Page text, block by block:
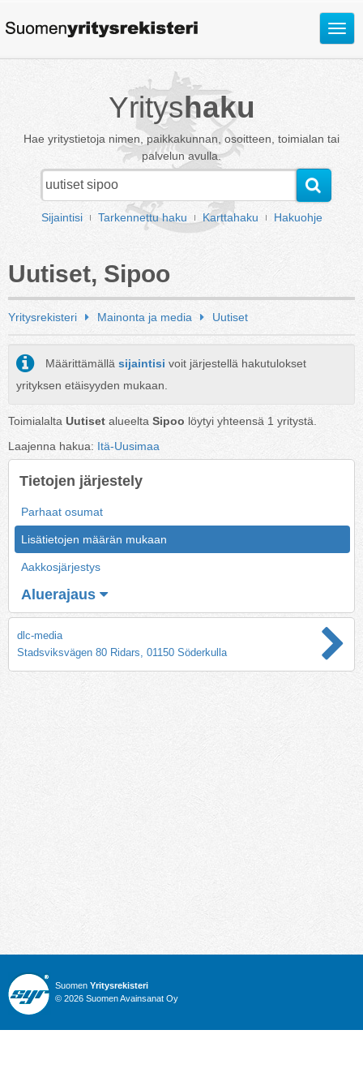
Avaa
Yrityshaku
Hae yritystietoja nimen, paikkakunnan, osoitteen, toimialan tai
palvelun avulla.
Sijaintisi Tarkennettu haku Karttahaku Hakuohje
Uutiset, Sipoo
Yritysrekisteri Mainonta ja media Uutiset
Määrittämällä sijaintisi voit järjestellä hakutulokset
yrityksen etäisyyden mukaan.
Toimialalta Uutiset alueelta Sipoo löytyi yhteensä 1 yritystä.
Laajenna hakua: Itä-Uusimaa
Tietojen järjestely
Parhaat osumat
Lisätietojen määrän mukaan
Aakkosjärjestys
Aluerajaus
dlc-media
Stadsviksvägen 80 Ridars, 01150 Söderkulla
Suomen Yritysrekisteri
© 2026 Suomen Avainsanat Oy